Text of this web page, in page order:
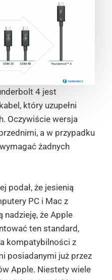
4 jest
który uzupełni
Oczywiście wersja
a w przypadku
żadnych
podał, że jesienią
PC i Mac z
nadzieję, że Apple
ten standard,
kompatybilności z
posiadanymi już przez
Apple. Niestety wiele